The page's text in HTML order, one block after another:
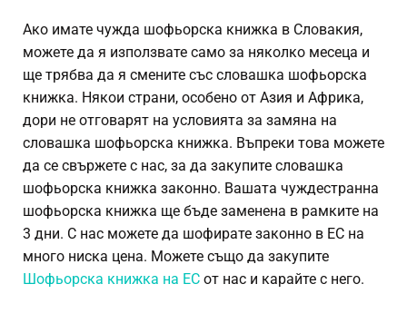
Ако имате чужда шофьорска книжка в Словакия,
можете да я използвате само за няколко месеца и
ще трябва да я смените със словашка шофьорска
книжка. Някои страни, особено от Азия и Африка,
дори не отговарят на условията за замяна на
словашка шофьорска книжка. Въпреки това можете
да се свържете с нас, за да закупите словашка
шофьорска книжка законно. Вашата чуждестранна
шофьорска книжка ще бъде заменена в рамките на
3 дни. С нас можете да шофирате законно в ЕС на
много ниска цена. Можете също да закупите
Шофьорска книжка на ЕС от нас и карайте с него.